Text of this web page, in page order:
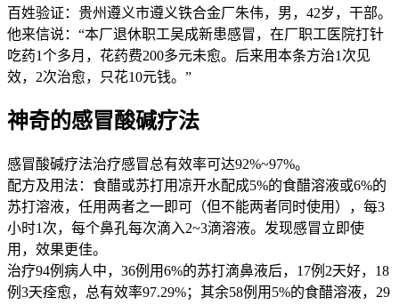
百姓验证：贵州遵义市遵义铁合金厂朱伟，男，42岁，干部。
他来信说：“本厂退休职工吴成新患感冒，在厂职工医院打针
吃药1个多月，花药费200多元未愈。后来用本条方治1次见
效，2次治愈，只花10元钱。”
神奇的感冒酸碱疗法
感冒酸碱疗法治疗感冒总有效率可达92%~97%。
配方及用法：食醋或苏打用凉开水配成5%的食醋溶液或6%的
苏打溶液，任用两者之一即可（但不能两者同时使用），每3
小时1次，每个鼻孔每次滴入2~3滴溶液。发现感冒立即使
用，效果更佳。
治疗94例病人中，36例用6%的苏打滴鼻液后，17例2天好，18
例3天痊愈，总有效率97.29%；其余58例用5%的食醋溶液，29